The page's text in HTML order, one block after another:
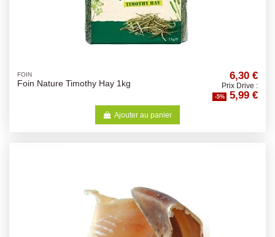
FOIN
Foin Nature Timothy Hay 1kg
6,30 €
Prix Drive :
-5% 5,99 €
Ajouter au panier